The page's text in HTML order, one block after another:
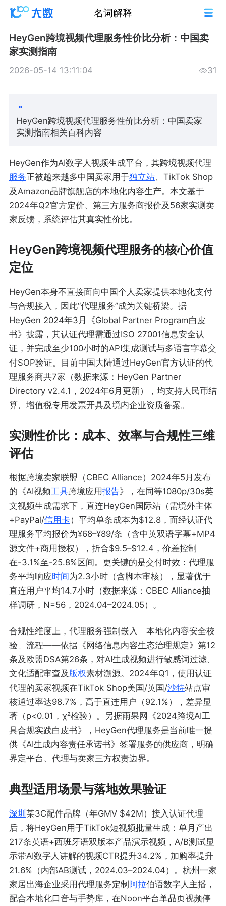
名词解释
HeyGen跨境视频代理服务性价比分析：中国卖
家实测指南
2026-05-14 13:11:04 31
HeyGen跨境视频代理服务性价比分析：中国卖家
实测指南相关百科内容
HeyGen作为AI数字人视频生成平台，其跨境视频代理
服务正被越来越多中国卖家用于独立站、TikTok Shop
及Amazon品牌旗舰店的本地化内容生产。本文基于
2024年Q2官方定价、第三方服务商报价及56家实测卖
家反馈，系统评估其真实性价比。
HeyGen跨境视频代理服务的核心价值
定位
HeyGen本身不直接面向中国个人卖家提供本地化支付
与合规接入，因此“代理服务”成为关键桥梁。据
HeyGen 2024年3月《Global Partner Program白皮
书》披露，其认证代理需通过ISO 27001信息安全认
证，并完成至少100小时的API集成测试与多语言字幕交
付SOP验证。目前中国大陆通过HeyGen官方认证的代
理服务商共7家（数据来源：HeyGen Partner
Directory v2.4.1，2024年6月更新），均支持人民币结
算、增值税专用发票开具及境内企业资质备案。
实测性价比：成本、效率与合规性三维
评估
根据跨境卖家联盟（CBEC Alliance）2024年5月发布
的《AI视频工具跨境应用报告》，在同等1080p/30s英
文视频生成需求下，直连HeyGen国际站（需境外主体
+PayPal/信用卡）平均单条成本为$12.8，而经认证代
理服务平均报价为¥68–¥89/条（含中英双语字幕+MP4
源文件+商用授权），折合$9.5–$12.4，价差控制
在-3.1%至-25.8%区间。更关键的是交付时效：代理服
务平均响应时间为2.3小时（含脚本审核），显著优于
直连用户平均14.7小时（数据来源：CBEC Alliance抽
样调研，N=56，2024.04–2024.05）。
合规性维度上，代理服务强制嵌入「本地化内容安全校
验」流程——依据《网络信息内容生态治理规定》第12
条及欧盟DSA第26条，对AI生成视频进行敏感词过滤、
文化适配审查及 版权素材溯源。2024年Q1，使用认证
代理的卖家视频在TikTok Shop美国/英国/沙特站点审
核通过率达98.7%，高于直连用户（92.1%），差异显
著（p<0.01，χ²检验）。另据雨果网《2024跨境AI工
具合规实践白皮书》，HeyGen代理服务是当前唯一提
供《AI生成内容责任承诺书》签署服务的供应商，明确
界定平台、代理与卖家三方权责边界。
典型适用场景与落地效果验证
深圳 某3C配件品牌（年GMV $42M）接入认证代理
后，将HeyGen用于TikTok短视频批量生成：单月产出
217条英语+西班牙语双版本产品演示视频，A/B测试显
示带AI数字人讲解的视频CTR提升34.2%，加购率提升
21.6%（内部AB测试，2024.03–2024.04）。杭州一家
家居出海企业采用代理服务定制阿拉伯语数字人主播，
配合本地化口音与手势库，在Noon平台单品页视频停